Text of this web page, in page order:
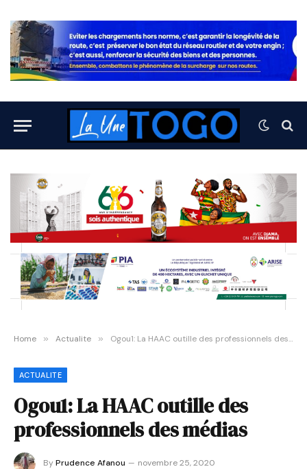
Home » Actualite » Ogou1: La HAAC outille des professionnels des médias
ACTUALITE
Ogou1: La HAAC outille des
professionnels des médias
ByPrudence Afanou
novembre 25, 2020